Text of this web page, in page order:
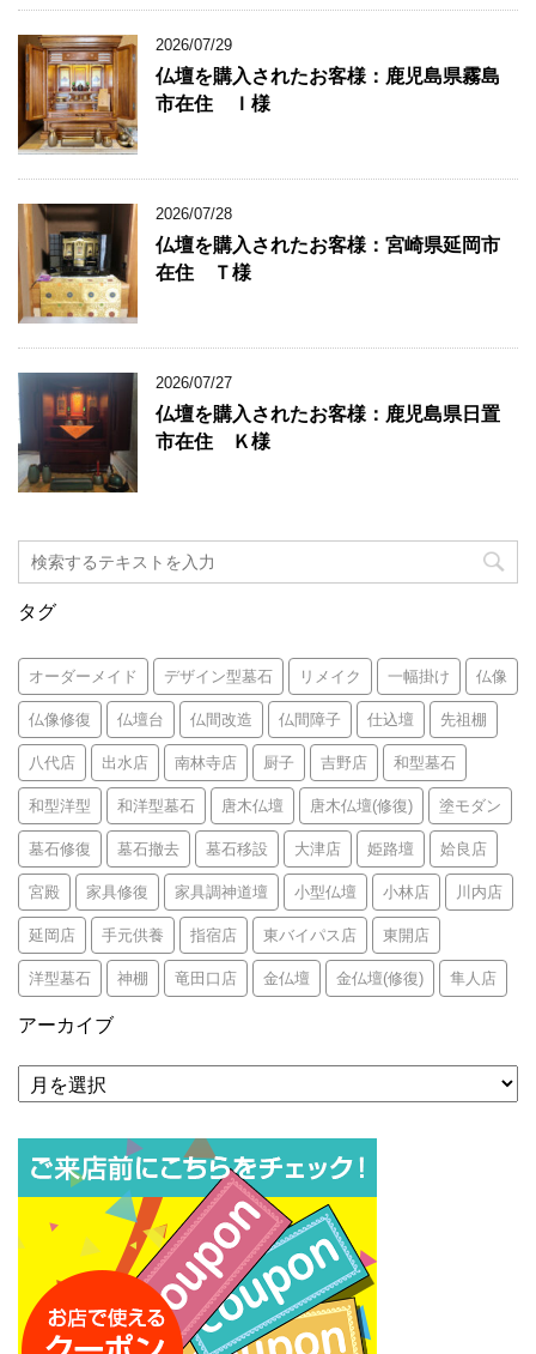
2026/07/29
仏壇を購入されたお客様：鹿児島県霧島
市在住 Ｉ様
2026/07/28
仏壇を購入されたお客様：宮崎県延岡市
在住 Ｔ様
2026/07/27
仏壇を購入されたお客様：鹿児島県日置
市在住 Ｋ様
タグ
オーダーメイド デザイン型墓石 リメイク 一幅掛け 仏像
仏像修復 仏壇台 仏間改造 仏間障子 仕込壇 先祖棚
八代店 出水店 南林寺店 厨子 吉野店 和型墓石
和型洋型 和洋型墓石 唐木仏壇 唐木仏壇(修復) 塗モダン
墓石修復 墓石撤去 墓石移設 大津店 姫路壇 姶良店
宮殿 家具修復 家具調神道壇 小型仏壇 小林店 川内店
延岡店 手元供養 指宿店 東バイパス店 東開店
洋型墓石 神棚 竜田口店 金仏壇 金仏壇(修復) 隼人店
アーカイブ
ア
ー
ブ